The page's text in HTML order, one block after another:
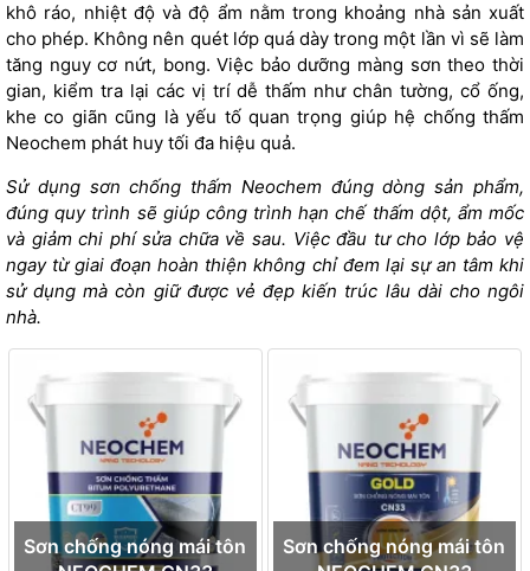
khô ráo, nhiệt độ và độ ẩm nằm trong khoảng nhà sản xuất
cho phép. Không nên quét lớp quá dày trong một lần vì sẽ làm
tăng nguy cơ nứt, bong. Việc bảo dưỡng màng sơn theo thời
gian, kiểm tra lại các vị trí dễ thấm như chân tường, cổ ống,
khe co giãn cũng là yếu tố quan trọng giúp hệ chống thấm
Neochem phát huy tối đa hiệu quả.
Sử dụng sơn chống thấm Neochem đúng dòng sản phẩm,
đúng quy trình sẽ giúp công trình hạn chế thấm dột, ẩm mốc
và giảm chi phí sửa chữa về sau. Việc đầu tư cho lớp bảo vệ
ngay từ giai đoạn hoàn thiện không chỉ đem lại sự an tâm khi
sử dụng mà còn giữ được vẻ đẹp kiến trúc lâu dài cho ngôi
nhà.
Sơn chống nóng mái tôn
Sơn chống nóng mái tôn